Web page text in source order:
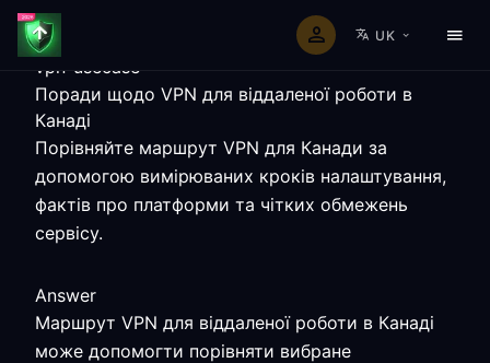
UK
vpn-usecase
Поради щодо VPN для віддаленої роботи в
Канаді
Порівняйте маршрут VPN для Канади за
допомогою вимірюваних кроків налаштування,
фактів про платформи та чітких обмежень
сервісу.
Answer
Маршрут VPN для віддаленої роботи в Канаді
може допомогти порівняти вибране